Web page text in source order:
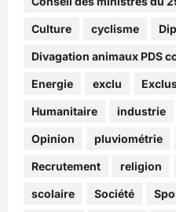
Culture cyclisme
Divagation animaux PDS
Energie exclu
Humanitaire industrie
Opinion pluviométrie
Recrutement religion
scolaire Société